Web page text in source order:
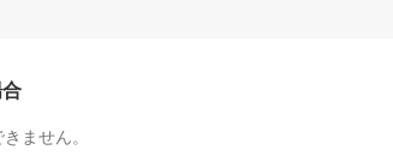
ません。